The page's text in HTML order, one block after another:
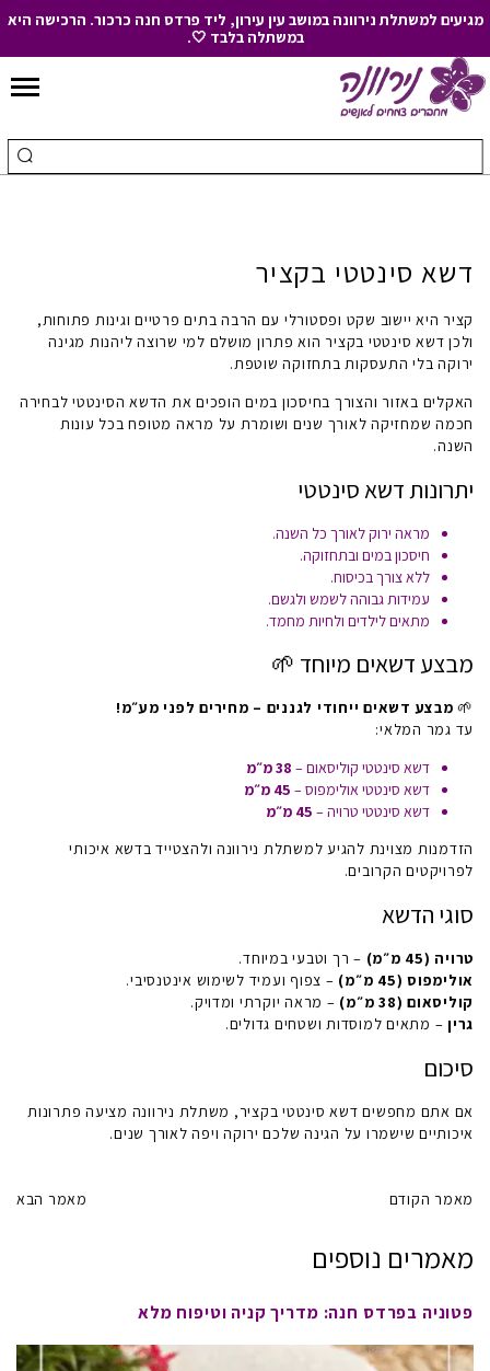
to
מגיעים למשתלת נירוונה במושב עין עירון, ליד פרדס חנה כרכור. הרכישה היא
במשתלה בלבד 🤍.
דשא סינטטי בקציר
קציר היא יישוב שקט ופסטורלי עם הרבה בתים פרטיים וגינות פתוחות,
ולכן דשא סינטטי בקצירהוא פתרון מושלם למי שרוצה ליהנות מגינה
ירוקה בלי התעסקות בתחזוקה שוטפת.
האקלים באזור והצורך בחיסכון במים הופכים את הדשא הסינטטי לבחירה
חכמה שמחזיקה לאורך שנים ושומרת על מראה מטופח בכל עונות
השנה.
יתרונות דשא סינטטי
מראה ירוק לאורך כל השנה.
חיסכון במים ובתחזוקה.
ללא צורך בכיסוח.
עמידות גבוהה לשמש ולגשם.
מתאים לילדים ולחיות מחמד.
מבצע דשאים מיוחד 🌱
🌱 מבצע דשאים ייחודי לגננים – מחירים לפני מע״מ!
עד גמר המלאי:
דשא סינטטי קוליסאום – 38 מ״מ
דשא סינטטי אולימפוס – 45 מ״מ
דשא סינטטי טרויה – 45 מ״מ
הזדמנות מצוינת להגיע למשתלת נירוונהולהצטייד בדשא איכותי
לפרויקטים הקרובים.
סוגי הדשא
טרויה (45 מ״מ)
– רך וטבעי במיוחד.
אולימפוס (45 מ״מ)
– צפוף ועמיד לשימוש אינטנסיבי.
קוליסאום (38 מ״מ)
– מראה יוקרתי ומדויק.
גרין– מתאים למוסדות ושטחים גדולים.
סיכום
אם אתם מחפשים דשא סינטטי בקציר, משתלת נירוונה מציעה פתרונות
איכותיים שישמרו על הגינה שלכם ירוקה ויפה לאורך שנים.
מאמר הקודם מאמר הבא
מאמרים נוספים
פטוניה בפרדס חנה: מדריך קניה וטיפוח מלא